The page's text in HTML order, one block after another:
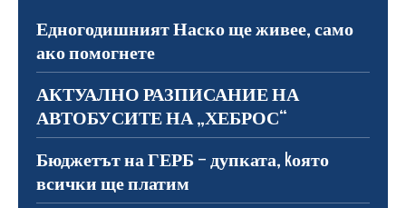
Едногодишният Наско ще живее, само
ако помогнете
АКТУАЛНО РАЗПИСАНИЕ НА
АВТОБУСИТЕ НА „ХЕБРОС“
Бюджетът на ГЕРБ – дупката, kоято
всички ще платим